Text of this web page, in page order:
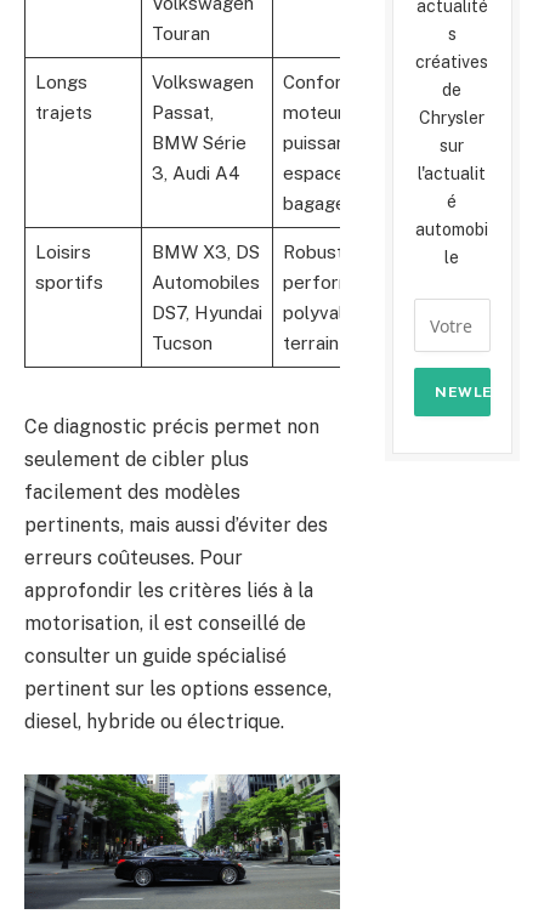
Touran
Longs
trajets
Volkswagen
Passat,
BMW Série
3, Audi A4
Confort,
moteur
puissant,
espace
bagages
Loisirs
sportifs
BMW X3, DS
Automobiles
DS7, Hyundai
Tucson
Robustesse,
performance,
polyvalence
terrain
Ce diagnostic précis permet non
seulement de cibler plus
facilement des modèles
pertinents, mais aussi d’éviter des
erreurs coûteuses. Pour
approfondir les critères liés à la
motorisation, il est conseillé de
consulter un guide spécialisé
pertinent sur les options essence,
diesel, hybride ou électrique.
actualité
s
créatives
de
Chrysler
sur
l'actualit
é
automobi
le